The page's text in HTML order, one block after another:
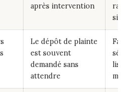
après intervention
si
Le dépôt de plainte
est souvent
demandé sans
attendre